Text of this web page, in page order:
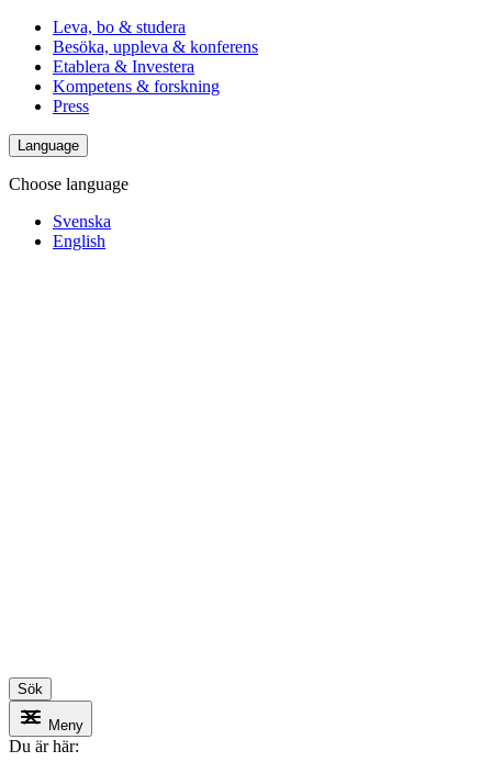
Leva, bo & studera
Besöka, uppleva & konferens
Etablera & Investera
Kompetens & forskning
Press
Language
Choose language
Svenska
English
Sök
Meny
Du är här: